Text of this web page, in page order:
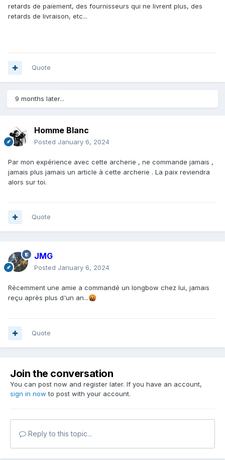
retards de paiement, des fournisseurs qui ne livrent plus, des
retards de livraison, etc...
Quote
9 months later...
Homme Blanc
Posted January 6, 2024
Par mon expérience avec cette archerie , ne commande jamais ,
jamais plus jamais un article à cette archerie . La paix reviendra
alors sur toi.
Quote
JMG
Posted January 6, 2024
Récemment une amie a commandé un longbow chez lui, jamais
reçu après plus d'un an...🤬
Quote
Join the conversation
You can post now and register later. If you have an account,
sign in now to post with your account.
Reply to this topic...